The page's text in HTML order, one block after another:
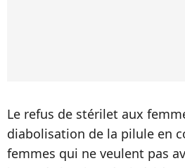
Le refus de stérilet aux
diabolisation de la pilule en
femmes qui ne veulent pas